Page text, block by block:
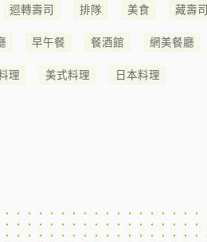
迴轉壽司 排隊 美食 藏壽司
早午餐 餐酒館 網美餐廳
理 美式料理 日本料理